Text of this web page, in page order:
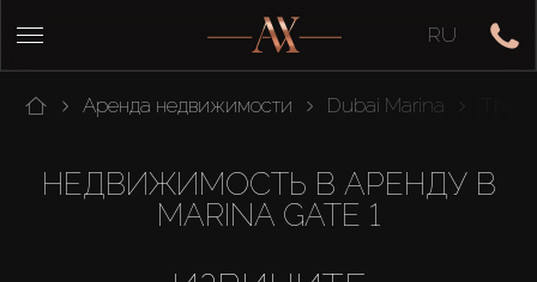
RU
Аренда недвижимости Dubai Marina
НЕДВИЖИМОСТЬ В АРЕНДУ В
MARINA GATE 1